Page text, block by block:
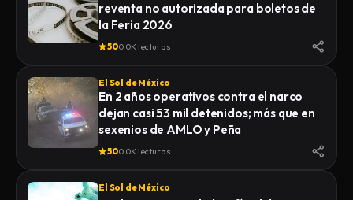
reventa no autorizada para boletos de
la Feria 2026
500.0K lecturas
El Sol de México
En 2 años operativos contra el narco
dejan casi 53 mil detenidos; más que en
sexenios de AMLO y Peña
500.0K lecturas
El Sol de México